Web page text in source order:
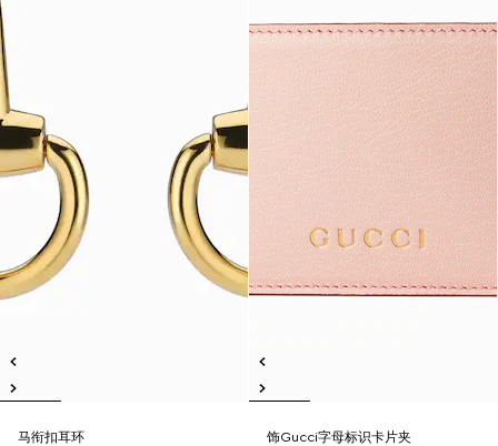
马衔扣耳环
饰Gucci字母标识卡片夹